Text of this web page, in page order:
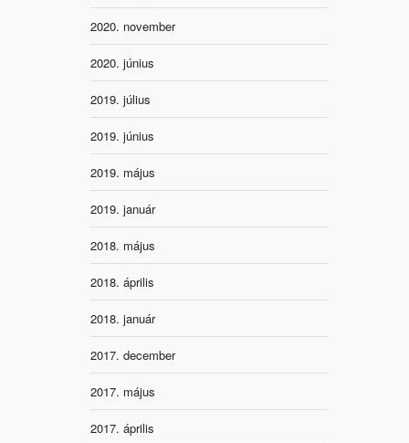
2020. november
2020. június
2019. július
2019. június
2019. május
2019. január
2018. május
2018. április
2018. január
2017. december
2017. május
2017. április